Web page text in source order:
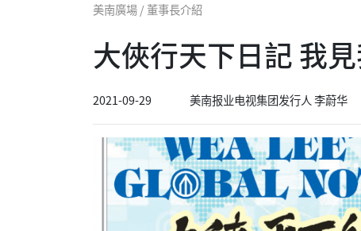
美南廣場 / 董事長介紹
大俠行天下日記 我
2021-09-29 美南报业电视集团发行人 李蔚华